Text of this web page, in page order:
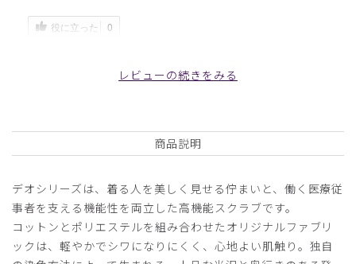
役に立った 0
消臭対策をメインで購入していますが、履き心地も良く気に
入っています。
ただ、腰の紐はもう少し太い方が結んだ後に解きやすいかな
レビューの続きをみる
商品説明
デオシリーズは、着る人を美しく見せる佇まいと、働く医療従
事者を支える機能性を両立した高機能スクラブです。
コットンとポリエステルを組み合わせたオリジナルファブリ
ックは、軽やかでシワになりにくく、心地よい肌触り。独自